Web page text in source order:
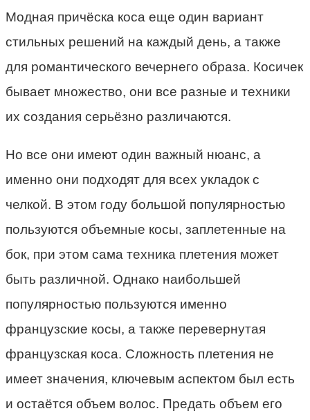
Модная причёска коса еще один вариант
стильных решений на каждый день, а также
для романтического вечернего образа. Косичек
бывает множество, они все разные и техники
их создания серьёзно различаются.
Но все они имеют один важный нюанс, а
именно они подходят для всех укладок с
челкой. В этом году большой популярностью
пользуются объемные косы, заплетенные на
бок, при этом сама техника плетения может
быть различной. Однако наибольшей
популярностью пользуются именно
французские косы, а также перевернутая
французская коса. Сложность плетения не
имеет значения, ключевым аспектом был есть
и остаётся объем волос. Предать объем его